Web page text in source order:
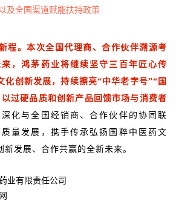
及全国渠道赋能扶持政策
程。本次全国代理商、合作伙伴溯源考
，鸿茅药业将继续坚守三百年匠心传
化创新发展，持续擦亮“中华老字号”“国
过硬品质和创新产品回馈市场与消费者
深化与全国经销商、合作伙伴的协同联
量发展，携手传承弘扬国粹中医药文
发展、合作共赢的全新未来。
业有限责任公司